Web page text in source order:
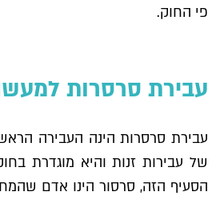
פי החוק.
עבירת סרסרות
עבירת סרסרות הינה העבירה
הסעיף הזה, סרסור הינו אדם